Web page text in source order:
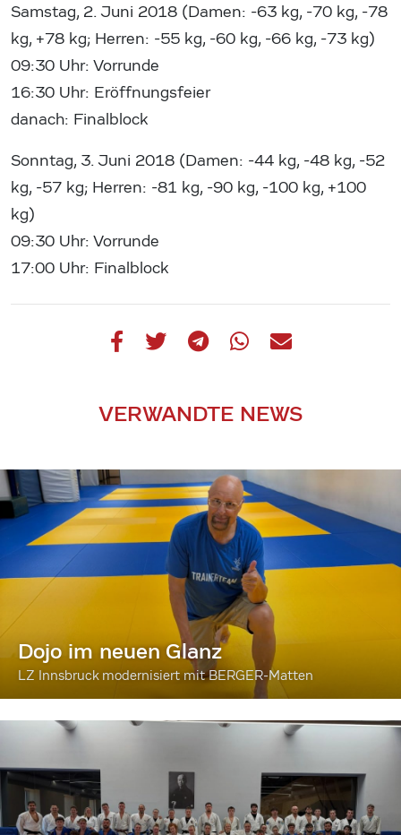
Samstag, 2. Juni 2018 (Damen: -63 kg, -70 kg, -78
kg, +78 kg; Herren: -55 kg, -60 kg, -66 kg, -73 kg)
09:30 Uhr: Vorrunde
16:30 Uhr: Eröffnungsfeier
danach: Finalblock
Sonntag, 3. Juni 2018 (Damen: -44 kg, -48 kg, -52
kg, -57 kg; Herren: -81 kg, -90 kg, -100 kg, +100
kg)
09:30 Uhr: Vorrunde
17:00 Uhr: Finalblock
VERWANDTE NEWS
Dojo im neuen Glanz
LZ Innsbruck modernisiert mit BERGER-Matten